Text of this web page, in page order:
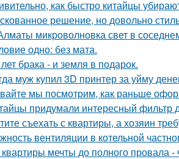
как быстро китайцы
решение, но довольно
микроволновка свет в
одно: без мата.
брака - и земля в подарок.
муж купил 3D принтер за уйму
мы посмотрим, как раньше
придумали интересный фильтр
съехать с квартиры, а хозяин
вентиляции в котельной
мечты до полного провала